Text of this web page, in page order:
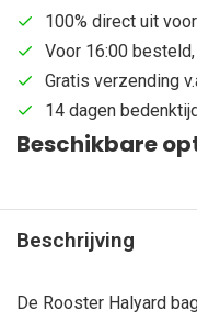
100% direct uit
Voor 16:00
Gratis verzending
14 dagen
Beschikbare
Beschrijving
De Rooster Halyard